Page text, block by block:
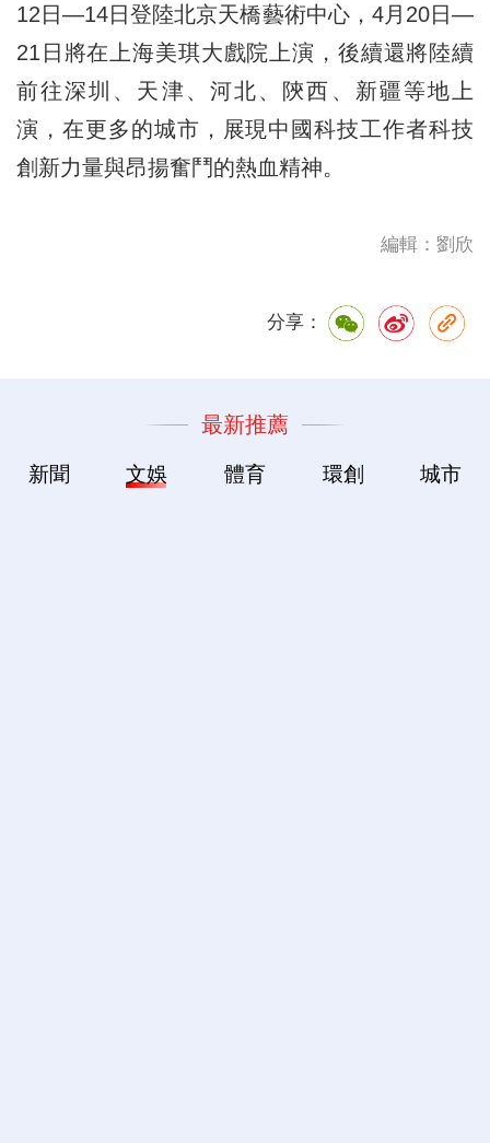
12日—14日登陸北京天橋藝術中心，4月20日—
21日將在上海美琪大戲院上演，後續還將陸續
前往深圳、天津、河北、陝西、新疆等地上
演，在更多的城市，展現中國科技工作者科技
創新力量與昂揚奮鬥的熱血精神。
編輯：劉欣
分享：
最新推薦
新聞 文娛 體育 環創 城市